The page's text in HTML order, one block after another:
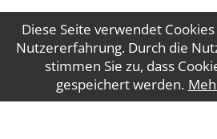
Diese Seite verwendet
Nutzererfahrung. Durch die
stimmen Sie zu, dass
gespeichert werden.
Impressum